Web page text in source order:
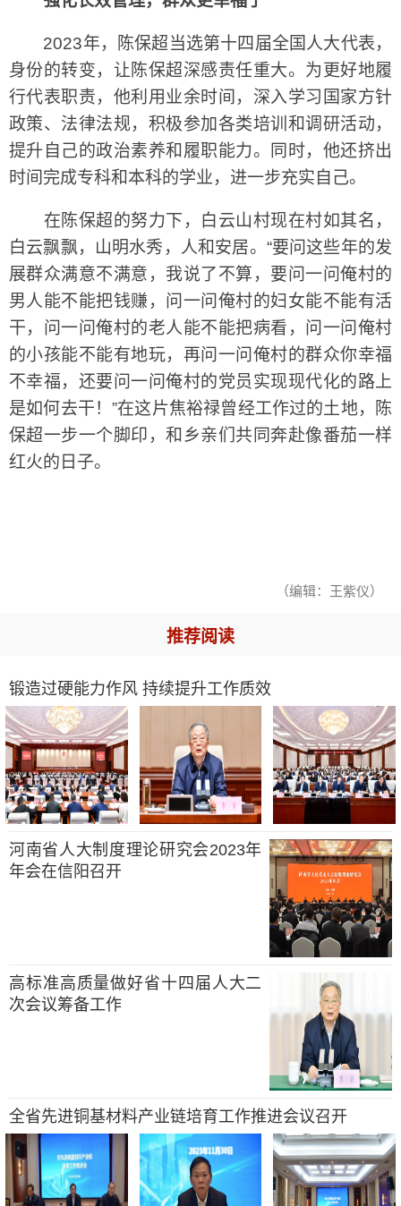
2023年，陈保超当选第十四届全国人大代表，
身份的转变，让陈保超深感责任重大。为更好地履
行代表职责，他利用业余时间，深入学习国家方针
政策、法律法规，积极参加各类培训和调研活动，
提升自己的政治素养和履职能力。同时，他还挤出
时间完成专科和本科的学业，进一步充实自己。
在陈保超的努力下，白云山村现在村如其名，
白云飘飘，山明水秀，人和安居。“要问这些年的发
展群众满意不满意，我说了不算，要问一问俺村的
男人能不能把钱赚，问一问俺村的妇女能不能有活
干，问一问俺村的老人能不能把病看，问一问俺村
的小孩能不能有地玩，再问一问俺村的群众你幸福
不幸福，还要问一问俺村的党员实现现代化的路上
是如何去干！”在这片焦裕禄曾经工作过的土地，陈
保超一步一个脚印，和乡亲们共同奔赴像番茄一样
红火的日子。
（编辑：王紫仪）
推荐阅读
锻造过硬能力作风 持续提升工作质效
河南省人大制度理论研究会2023年
年会在信阳召开
高标准高质量做好省十四届人大二
次会议筹备工作
全省先进铜基材料产业链培育工作推进会议召开